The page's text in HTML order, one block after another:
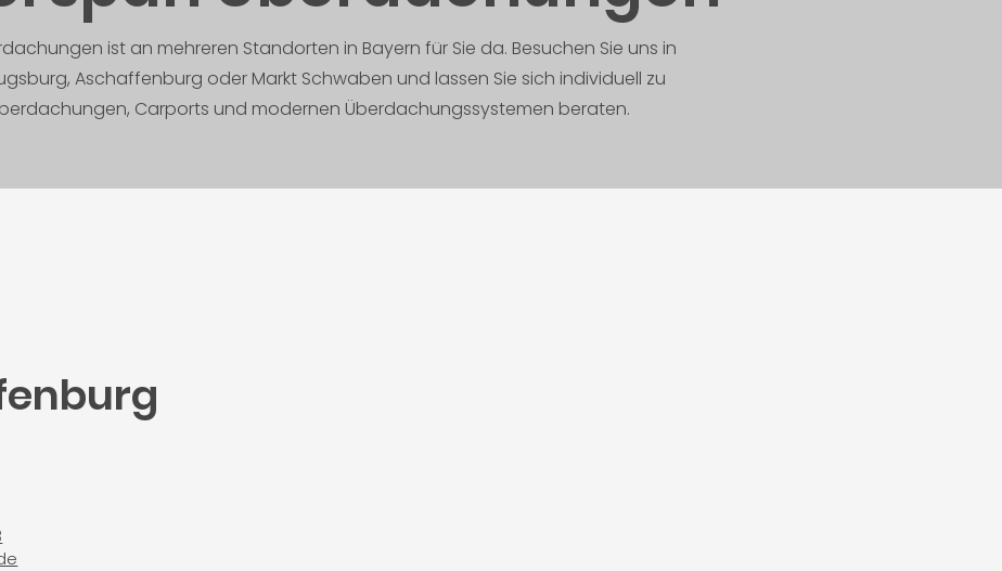
ist an mehreren Standorten in Bayern für Sie da. Besuchen Sie uns in
Aschaffenburg oder Markt Schwaben und lassen Sie sich individuell zu
Carports und modernen Überdachungssystemen beraten.